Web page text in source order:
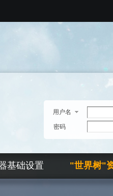
用户名
密码
基础设置 "世界树"